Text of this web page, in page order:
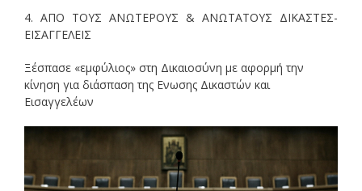
4. ΑΠΟ ΤΟΥΣ ΑΝΩΤΕΡΟΥΣ & ΑΝΩΤΑΤΟΥΣ ΔΙΚΑΣΤΕΣ-
ΕΙΣΑΓΓΕΛΕΙΣ
Ξέσπασε «εμφύλιος» στη Δικαιοσύνη με αφορμή την
κίνηση για διάσπαση της Ενωσης Δικαστών και
Εισαγγελέων